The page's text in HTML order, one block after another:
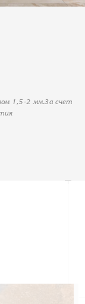
1,5-2 мм.За счет